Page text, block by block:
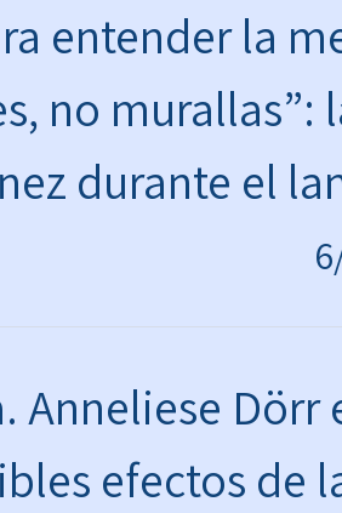
entender la
no murallas”:
durante el
Anneliese
efectos de